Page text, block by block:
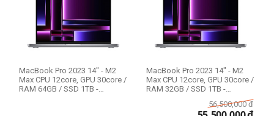
MacBook Pro 2023 14" - M2
Max CPU 12core, GPU 30core /
RAM 64GB / SSD 1TB -
MacBook Pro 2023 14" - M2
Max CPU 12core, GPU 30core /
RAM 32GB / SSD 1TB -
56,500,000 đ